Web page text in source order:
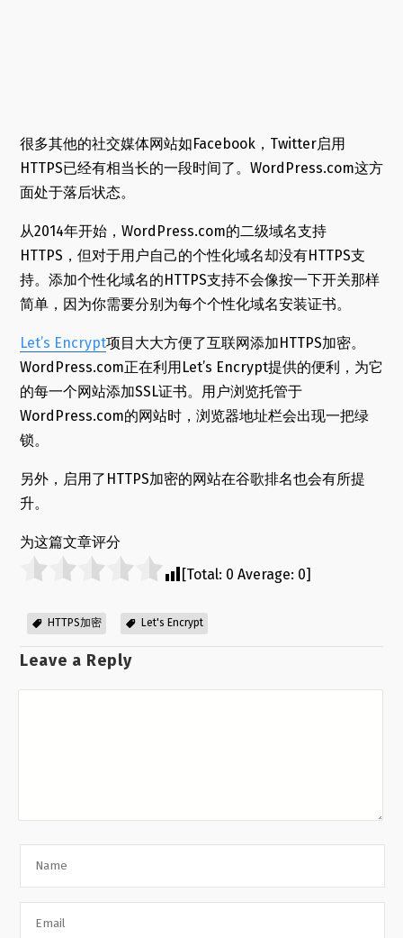
很多其他的社交媒体网站如Facebook，Twitter启用
HTTPS已经有相当长的一段时间了。WordPress.com这方
面处于落后状态。
从2014年开始，WordPress.com的二级域名支持
HTTPS，但对于用户自己的个性化域名却没有HTTPS支
持。添加个性化域名的HTTPS支持不会像按一下开关那样
简单，因为你需要分别为每个个性化域名安装证书。
Let’s Encrypt项目大大方便了互联网添加HTTPS加密。
WordPress.com正在利用Let’s Encrypt提供的便利，为它
的每一个网站添加SSL证书。用户浏览托管于
WordPress.com的网站时，浏览器地址栏会出现一把绿
锁。
另外，启用了HTTPS加密的网站在谷歌排名也会有所提
升。
为这篇文章评分
[Total: 0 Average: 0]
HTTPS加密 Let's Encrypt
Leave a Reply